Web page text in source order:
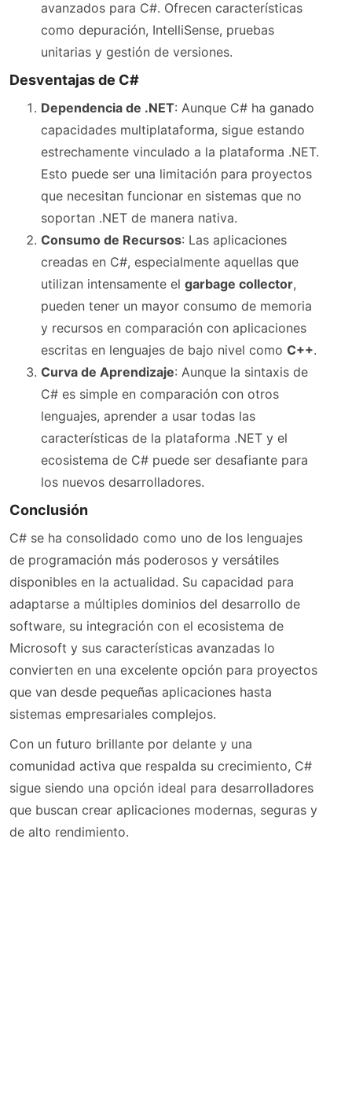
avanzados para C#. Ofrecen características
como depuración, IntelliSense, pruebas
unitarias y gestión de versiones.
Desventajas de C#
Dependencia de .NET: Aunque C# ha ganado
capacidades multiplataforma, sigue estando
estrechamente vinculado a la plataforma .NET.
Esto puede ser una limitación para proyectos
que necesitan funcionar en sistemas que no
soportan .NET de manera nativa.
Consumo de Recursos: Las aplicaciones
creadas en C#, especialmente aquellas que
utilizan intensamente el garbage collector,
pueden tener un mayor consumo de memoria
y recursos en comparación con aplicaciones
escritas en lenguajes de bajo nivel como C++.
Curva de Aprendizaje: Aunque la sintaxis de
C# es simple en comparación con otros
lenguajes, aprender a usar todas las
características de la plataforma .NET y el
ecosistema de C# puede ser desafiante para
los nuevos desarrolladores.
Conclusión
C# se ha consolidado como uno de los lenguajes
de programación más poderosos y versátiles
disponibles en la actualidad. Su capacidad para
adaptarse a múltiples dominios del desarrollo de
software, su integración con el ecosistema de
Microsoft y sus características avanzadas lo
convierten en una excelente opción para proyectos
que van desde pequeñas aplicaciones hasta
sistemas empresariales complejos.
Con un futuro brillante por delante y una
comunidad activa que respalda su crecimiento, C#
sigue siendo una opción ideal para desarrolladores
que buscan crear aplicaciones modernas, seguras y
de alto rendimiento.